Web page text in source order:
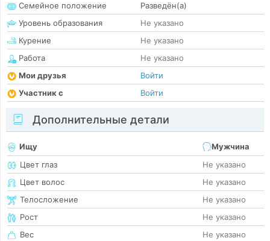
Семейное положение
Разведён(а)
Уровень образования
Не указано
Курение
Не указано
Работа
Не указано
Мои друзья
Войти
Участник с
Войти
Дополнительные детали
Ищу
Мужчина
Цвет глаз
Не указано
Цвет волос
Не указано
Телосложение
Не указано
Рост
Не указано
Вес
Не указано